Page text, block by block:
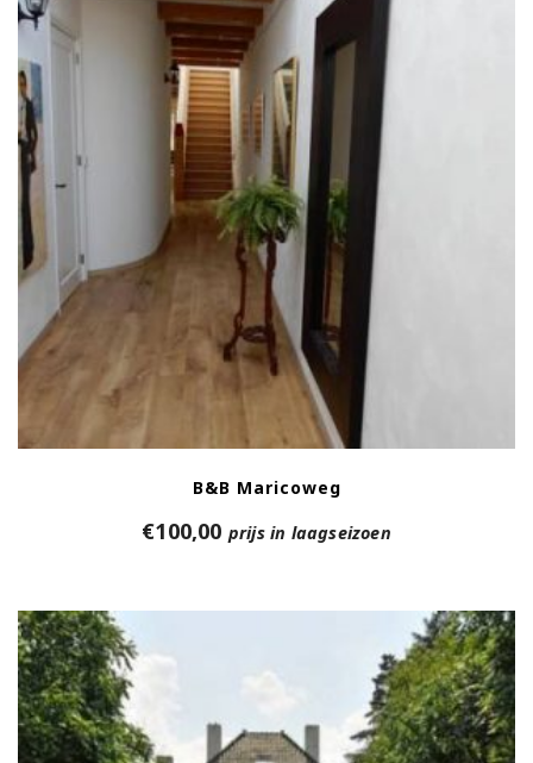
B&B Maricoweg
€100,00 prijs in laagseizoen